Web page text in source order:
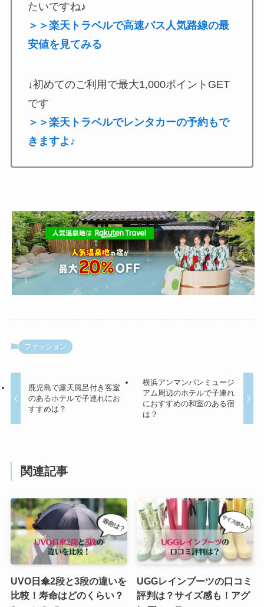
たいですね♪
＞＞楽天トラベルで高速バス人気路線の最
安値を見てみる
↓初めてのご利用で最大1,000ポイントGET
です
＞＞楽天トラベルでレンタカーの予約もで
きますよ♪
ファッション
鹿児島で露天風呂付き客室
のあるホテルで子連れにお
すすめは？
横浜アンマンパンミュージ
アム周辺のホテルで子連れ
におすすめの和室のある宿
は？
関連記事
UVO日傘2段と3段の違いを
比較！寿命はどのくらい？
UGGレインブーツの口コミ
評判は？サイズ感も！アグ